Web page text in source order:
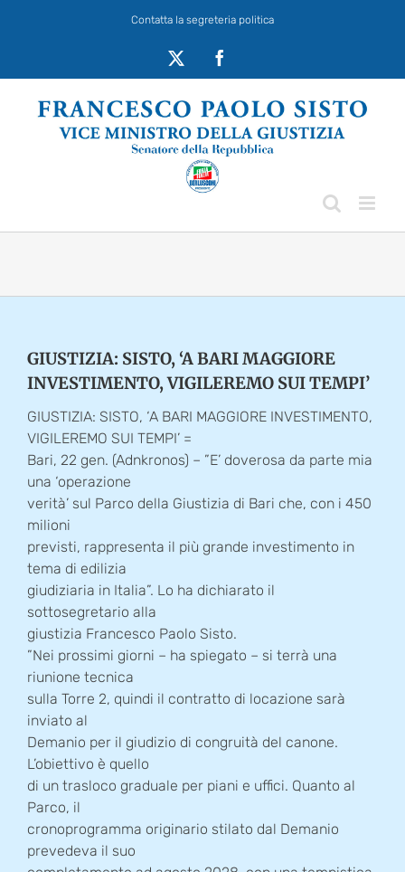
Contatta la segreteria politica
GIUSTIZIA: SISTO, ‘A BARI MAGGIORE
INVESTIMENTO, VIGILEREMO SUI TEMPI’
GIUSTIZIA: SISTO, ‘A BARI MAGGIORE INVESTIMENTO,
VIGILEREMO SUI TEMPI’ =
Bari, 22 gen. (Adnkronos) – ”E’ doverosa da parte mia
una ‘operazione
verità’ sul Parco della Giustizia di Bari che, con i 450
milioni
previsti, rappresenta il più grande investimento in
tema di edilizia
giudiziaria in Italia”. Lo ha dichiarato il
sottosegretario alla
giustizia Francesco Paolo Sisto.
”Nei prossimi giorni – ha spiegato – si terrà una
riunione tecnica
sulla Torre 2, quindi il contratto di locazione sarà
inviato al
Demanio per il giudizio di congruità del canone.
L’obiettivo è quello
di un trasloco graduale per piani e uffici. Quanto al
Parco, il
cronoprogramma originario stilato dal Demanio
prevedeva il suo